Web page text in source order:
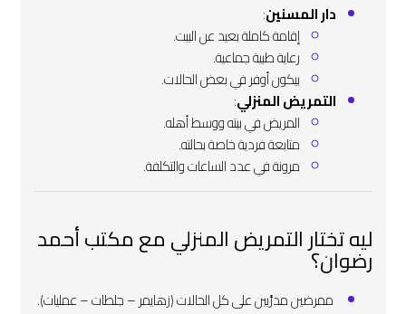
دار المسنين:
إقامة كاملة بعيد عن البيت.
رعاية طبية جماعية.
بيكون أوفر في بعض الحالات.
التمريض المنزلي:
المريض في بيته ووسط أهله.
متابعة فردية خاصة بحالته.
مرونة في عدد الساعات والتكلفة.
ليه تختار التمريض المنزلي مع مكتب أحمد
رضوان؟
‍ ممرضين مدرَّبين على كل الحالات (زهايمر – جلطات – عمليات).